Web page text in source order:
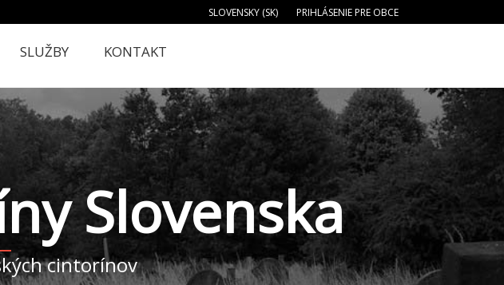
SLOVENSKY (SK) PRIHLÁSENIE PRE OBCE
SLUŽBY KONTAKT
Slovenska
cintorínov